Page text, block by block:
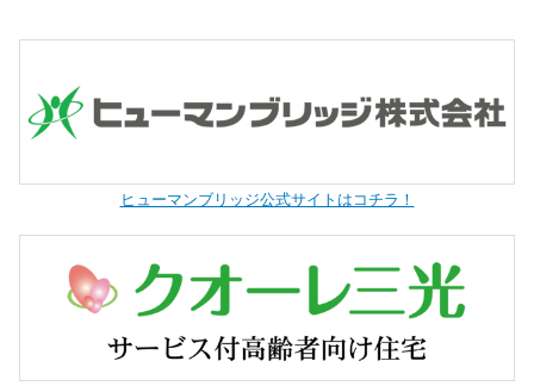
ヒューマンブリッジ公式サイトはコチラ！